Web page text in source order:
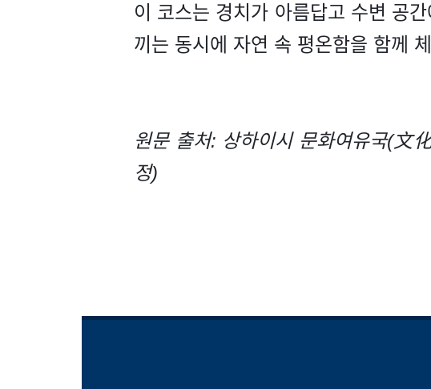
이 코스는 경치가 아름답고 수변 공
끼는 동시에 자연 속 평온함을 함께
원문 출처: 상하이시 문화여유국(文
정)